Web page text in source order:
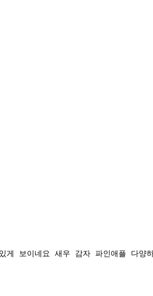
게 보이네요 새우 감자 파인애플 다양